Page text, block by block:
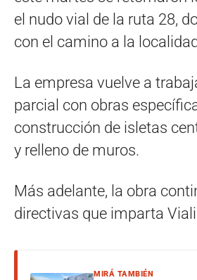
el nudo vial de la ruta 28,
con el camino a la
La empresa vuelve a
parcial con obras
construcción de isletas
y relleno de muros.
Más adelante, la obra
directivas que imparta
MIRÁ TAMBIÉN